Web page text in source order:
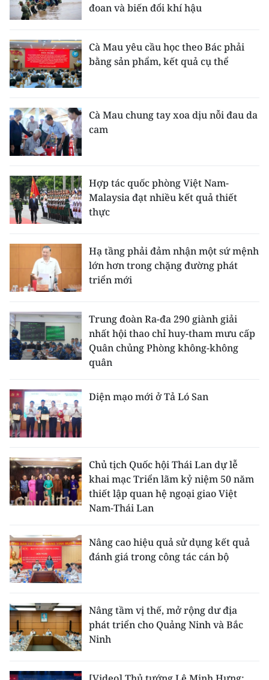
đoan và biến đổi khí hậu
Cà Mau yêu cầu học theo Bác phải
bằng sản phẩm, kết quả cụ thể
Cà Mau chung tay xoa dịu nỗi đau da
cam
Hợp tác quốc phòng Việt Nam-
Malaysia đạt nhiều kết quả thiết
thực
Hạ tầng phải đảm nhận một sứ mệnh
lớn hơn trong chặng đường phát
triển mới
Trung đoàn Ra-đa 290 giành giải
nhất hội thao chỉ huy-tham mưu cấp
Quân chủng Phòng không-không
quân
Diện mạo mới ở Tả Ló San
Chủ tịch Quốc hội Thái Lan dự lễ
khai mạc Triển lãm kỷ niệm 50 năm
thiết lập quan hệ ngoại giao Việt
Nam-Thái Lan
Nâng cao hiệu quả sử dụng kết quả
đánh giá trong công tác cán bộ
Nâng tầm vị thế, mở rộng dư địa
phát triển cho Quảng Ninh và Bắc
Ninh